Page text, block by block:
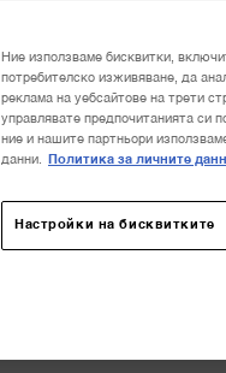
Ние използваме бисквитки,
потребителско изживяване, да
реклама на уебсайтове на трети
управлявате предпочитанията си
ние и нашите партньори
данни.
Политика за личните
Настройки на бисквитките